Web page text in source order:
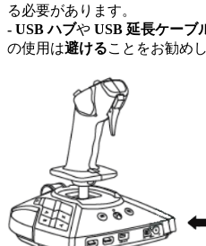
る必要があります。
‐ USB ハブや USB 延長ケーブ
の使用は避けることをお勧め